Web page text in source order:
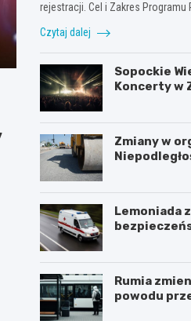
rejestracji. Cel i Zakres Programu
Czytaj dalej
Sopockie
Koncerty w
Zmiany w
Lemoniada
Rumia
powodu